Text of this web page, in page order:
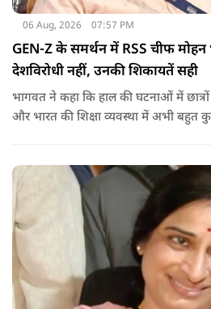
06 Aug, 2026 07:57 PM
GEN-Z के समर्थन में RSS चीफ
देशविरोधी नहीं, उनकी शिकायतें सही
भागवत ने कहा कि हाल की घटनाओं में
और भारत की शिक्षा व्यवस्था में अभी बहुत